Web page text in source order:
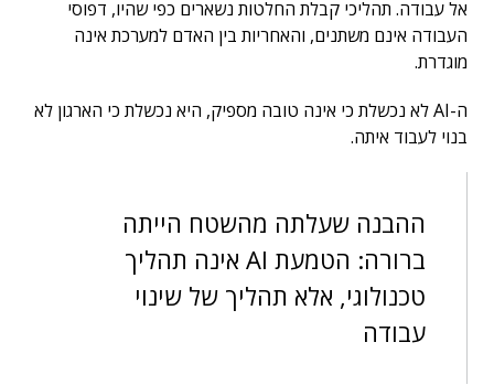
אל עבודה. תהליכי קבלת החלטות נשארים כפי שהיו, דפוסי
העבודה אינם משתנים, והאחריות בין האדם למערכת אינה
מוגדרת.
ה-AI לא נכשלת כי אינה טובה מספיק, היא נכשלת כי הארגון לא
בנוי לעבוד איתה.
ההבנה שעלתה מהשטח הייתה
ברורה: הטמעת AI אינה תהליך
טכנולוגי, אלא תהליך של שינוי
עבודה